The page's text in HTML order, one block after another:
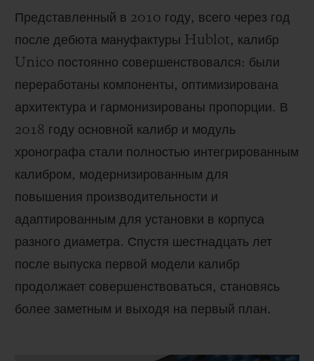
Представленный в 2010 году, всего через год
после дебюта мануфактуры Hublot, калибр
Unico постоянно совершенствовался: были
переработаны компоненты, оптимизирована
архитектура и гармонизированы пропорции. В
2018 году основной калибр и модуль
хронографа стали полностью интегрированным
калибром, модернизированным для
повышения производительности и
адаптированным для установки в корпуса
разного диаметра. Спустя шестнадцать лет
после выпуска первой модели калибр
продолжает совершенствоваться, становясь
более заметным и выходя на первый план.